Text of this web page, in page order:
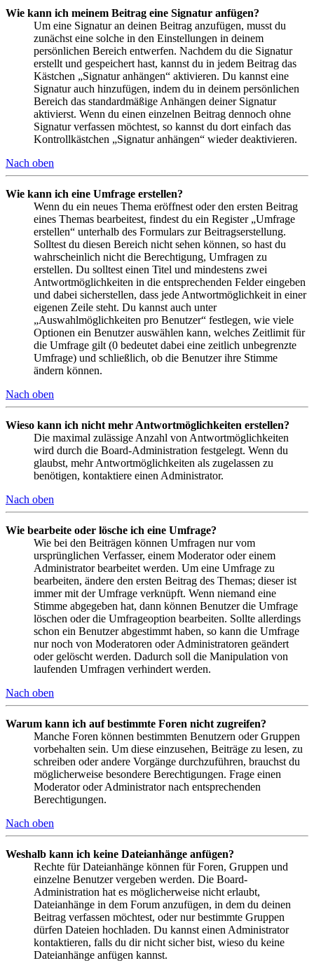
Wie kann ich meinem Beitrag eine Signatur anfügen?
Um eine Signatur an deinen Beitrag anzufügen, musst du
zunächst eine solche in den Einstellungen in deinem
persönlichen Bereich entwerfen. Nachdem du die Signatur
erstellt und gespeichert hast, kannst du in jedem Beitrag das
Kästchen „Signatur anhängen“ aktivieren. Du kannst eine
Signatur auch hinzufügen, indem du in deinem persönlichen
Bereich das standardmäßige Anhängen deiner Signatur
aktivierst. Wenn du einen einzelnen Beitrag dennoch ohne
Signatur verfassen möchtest, so kannst du dort einfach das
Kontrollkästchen „Signatur anhängen“ wieder deaktivieren.
Nach oben
Wie kann ich eine Umfrage erstellen?
Wenn du ein neues Thema eröffnest oder den ersten Beitrag
eines Themas bearbeitest, findest du ein Register „Umfrage
erstellen“ unterhalb des Formulars zur Beitragserstellung.
Solltest du diesen Bereich nicht sehen können, so hast du
wahrscheinlich nicht die Berechtigung, Umfragen zu
erstellen. Du solltest einen Titel und mindestens zwei
Antwortmöglichkeiten in die entsprechenden Felder eingeben
und dabei sicherstellen, dass jede Antwortmöglichkeit in einer
eigenen Zeile steht. Du kannst auch unter
„Auswahlmöglichkeiten pro Benutzer“ festlegen, wie viele
Optionen ein Benutzer auswählen kann, welches Zeitlimit für
die Umfrage gilt (0 bedeutet dabei eine zeitlich unbegrenzte
Umfrage) und schließlich, ob die Benutzer ihre Stimme
ändern können.
Nach oben
Wieso kann ich nicht mehr Antwortmöglichkeiten erstellen?
Die maximal zulässige Anzahl von Antwortmöglichkeiten
wird durch die Board-Administration festgelegt. Wenn du
glaubst, mehr Antwortmöglichkeiten als zugelassen zu
benötigen, kontaktiere einen Administrator.
Nach oben
Wie bearbeite oder lösche ich eine Umfrage?
Wie bei den Beiträgen können Umfragen nur vom
ursprünglichen Verfasser, einem Moderator oder einem
Administrator bearbeitet werden. Um eine Umfrage zu
bearbeiten, ändere den ersten Beitrag des Themas; dieser ist
immer mit der Umfrage verknüpft. Wenn niemand eine
Stimme abgegeben hat, dann können Benutzer die Umfrage
löschen oder die Umfrageoption bearbeiten. Sollte allerdings
schon ein Benutzer abgestimmt haben, so kann die Umfrage
nur noch von Moderatoren oder Administratoren geändert
oder gelöscht werden. Dadurch soll die Manipulation von
laufenden Umfragen verhindert werden.
Nach oben
Warum kann ich auf bestimmte Foren nicht zugreifen?
Manche Foren können bestimmten Benutzern oder Gruppen
vorbehalten sein. Um diese einzusehen, Beiträge zu lesen, zu
schreiben oder andere Vorgänge durchzuführen, brauchst du
möglicherweise besondere Berechtigungen. Frage einen
Moderator oder Administrator nach entsprechenden
Berechtigungen.
Nach oben
Weshalb kann ich keine Dateianhänge anfügen?
Rechte für Dateianhänge können für Foren, Gruppen und
einzelne Benutzer vergeben werden. Die Board-
Administration hat es möglicherweise nicht erlaubt,
Dateianhänge in dem Forum anzufügen, in dem du deinen
Beitrag verfassen möchtest, oder nur bestimmte Gruppen
dürfen Dateien hochladen. Du kannst einen Administrator
kontaktieren, falls du dir nicht sicher bist, wieso du keine
Dateianhänge anfügen kannst.